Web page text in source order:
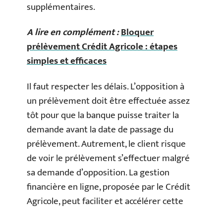
supplémentaires.
A lire en complément :Bloquer
prélèvement Crédit Agricole : étapes
simples et efficaces
Il faut respecter les délais. L’opposition à
un prélèvement doit être effectuée assez
tôt pour que la banque puisse traiter la
demande avant la date de passage du
prélèvement. Autrement, le client risque
de voir le prélèvement s’effectuer malgré
sa demande d’opposition. La gestion
financière en ligne, proposée par le Crédit
Agricole, peut faciliter et accélérer cette